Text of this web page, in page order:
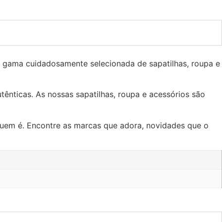
cuidadosamente selecionada de sapatilhas, roupa e
As nossas sapatilhas, roupa e acessórios são
é. Encontre as marcas que adora, novidades que o